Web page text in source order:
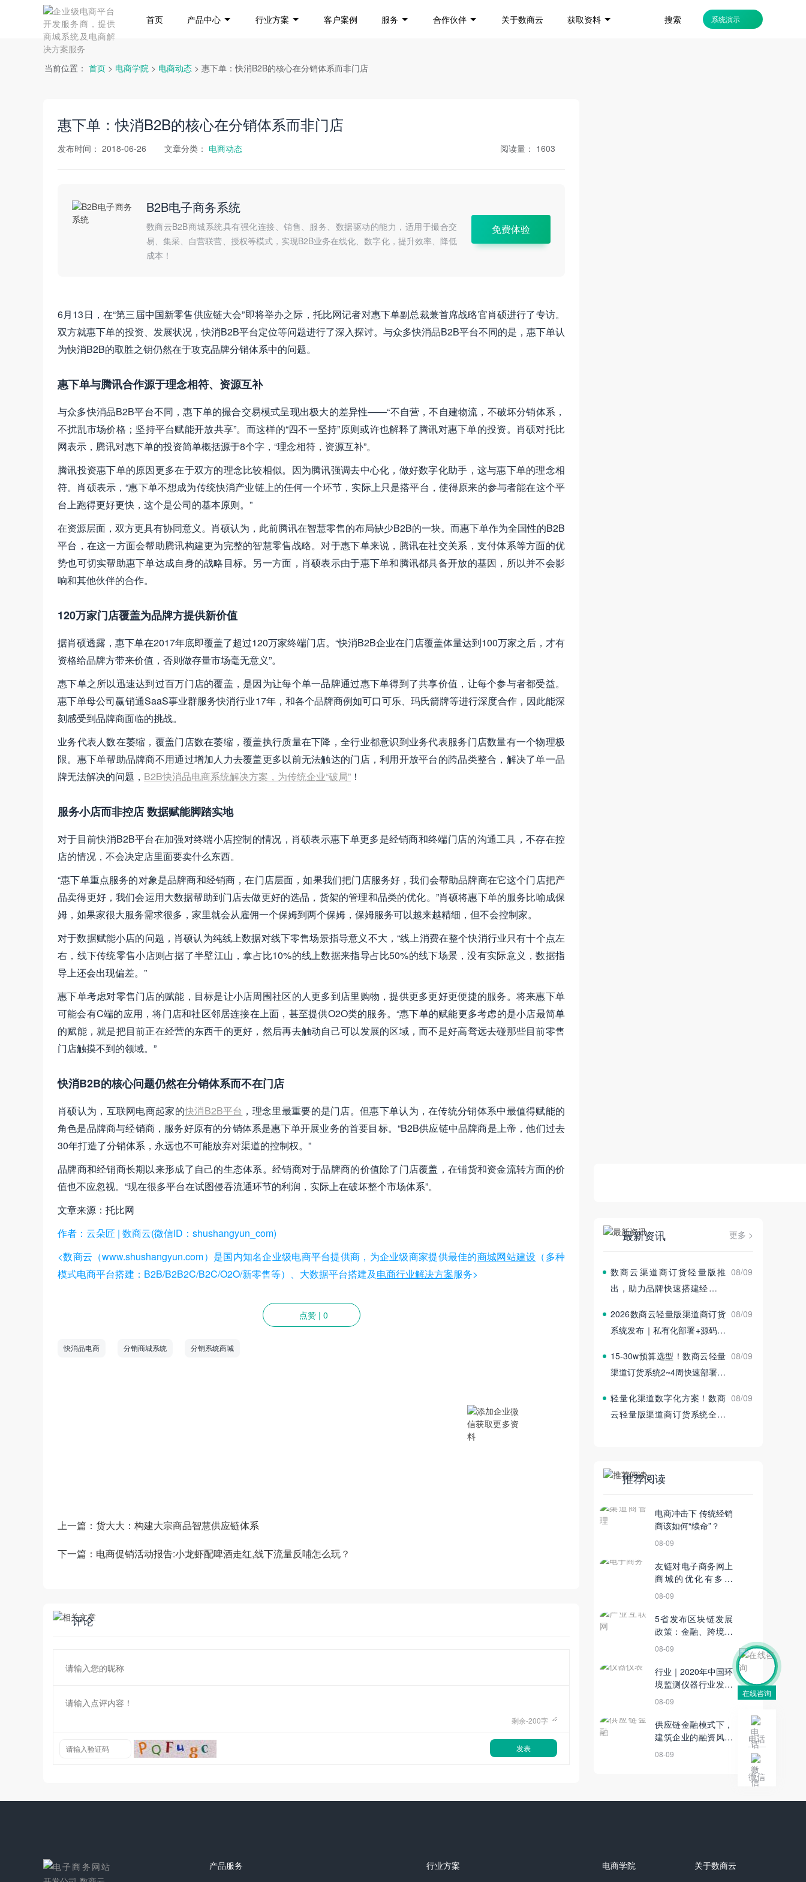
首页 产品中心 行业方案 客户案例 服务 合作伙伴 关于数商云 获取资料 搜索 系统演示
当前位置： 首页 > 电商学院 > 电商动态 > 惠下单：快消B2B的核心在分销体系而非门店
惠下单：快消B2B的核心在分销体系而非门店
发布时间： 2018-06-26 文章分类： 电商动态 阅读量： 1603
B2B电子商务系统
数商云B2B商城系统具有强化连接、销售、服务、数据驱动的能力，适用于撮合交
易、集采、自营联营、授权等模式，实现B2B业务在线化、数字化，提升效率、降低
成本！
免费体验
6月13日，在“第三届中国新零售供应链大会”即将举办之际，托比网记者对惠下单副总裁兼首席战略官肖硕进行了专访。
双方就惠下单的投资、发展状况，快消B2B平台定位等问题进行了深入探讨。与众多快消品B2B平台不同的是，惠下单认
为快消B2B的取胜之钥仍然在于攻克品牌分销体系中的问题。
惠下单与腾讯合作源于理念相符、资源互补
与众多快消品B2B平台不同，惠下单的撮合交易模式呈现出极大的差异性——“不自营，不自建物流，不破坏分销体系，
不扰乱市场价格；坚持平台赋能开放共享”。而这样的“四不一坚持”原则或许也解释了腾讯对惠下单的投资。肖硕对托比
网表示，腾讯对惠下单的投资简单概括源于8个字，“理念相符，资源互补”。
腾讯投资惠下单的原因更多在于双方的理念比较相似。因为腾讯强调去中心化，做好数字化助手，这与惠下单的理念相
符。肖硕表示，“惠下单不想成为传统快消产业链上的任何一个环节，实际上只是搭平台，使得原来的参与者能在这个平
台上跑得更好更快，这个是公司的基本原则。”
在资源层面，双方更具有协同意义。肖硕认为，此前腾讯在智慧零售的布局缺少B2B的一块。而惠下单作为全国性的B2B
平台，在这一方面会帮助腾讯构建更为完整的智慧零售战略。对于惠下单来说，腾讯在社交关系，支付体系等方面的优
势也可切实帮助惠下单达成自身的战略目标。另一方面，肖硕表示由于惠下单和腾讯都具备开放的基因，所以并不会影
响和其他伙伴的合作。
120万家门店覆盖为品牌方提供新价值
据肖硕透露，惠下单在2017年底即覆盖了超过120万家终端门店。“快消B2B企业在门店覆盖体量达到100万家之后，才有
资格给品牌方带来价值，否则做存量市场毫无意义”。
惠下单之所以迅速达到过百万门店的覆盖，是因为让每个单一品牌通过惠下单得到了共享价值，让每个参与者都受益。
惠下单母公司赢销通SaaS事业群服务快消行业17年，和各个品牌商例如可口可乐、玛氏箭牌等进行深度合作，因此能深
刻感受到品牌商面临的挑战。
业务代表人数在萎缩，覆盖门店数在萎缩，覆盖执行质量在下降，全行业都意识到业务代表服务门店数量有一个物理极
限。惠下单帮助品牌商不用通过增加人力去覆盖更多以前无法触达的门店，利用开放平台的跨品类整合，解决了单一品
牌无法解决的问题， B2B快消品电商系统解决方案，为传统企业“破局” ！
服务小店而非控店 数据赋能脚踏实地
对于目前快消B2B平台在加强对终端小店控制的情况，肖硕表示惠下单更多是经销商和终端门店的沟通工具，不存在控
店的情况，不会决定店里面要卖什么东西。
“惠下单重点服务的对象是品牌商和经销商，在门店层面，如果我们把门店服务好，我们会帮助品牌商在它这个门店把产
品卖得更好，我们会运用大数据帮助到门店去做更好的选品，货架的管理和品类的优化。”肖硕将惠下单的服务比喻成保
姆，如果家很大服务需求很多，家里就会从雇佣一个保姆到两个保姆，保姆服务可以越来越精细，但不会控制家。
对于数据赋能小店的问题，肖硕认为纯线上数据对线下零售场景指导意义不大，“线上消费在整个快消行业只有十个点左
右，线下传统零售小店则占据了半壁江山，拿占比10%的线上数据来指导占比50%的线下场景，没有实际意义，数据指
导上还会出现偏差。”
惠下单考虑对零售门店的赋能，目标是让小店周围社区的人更多到店里购物，提供更多更好更便捷的服务。将来惠下单
可能会有C端的应用，将门店和社区邻居连接在上面，甚至提供O2O类的服务。“惠下单的赋能更多考虑的是小店最简单
的赋能，就是把目前正在经营的东西干的更好，然后再去触动自己可以发展的区域，而不是好高骛远去碰那些目前零售
门店触摸不到的领域。”
快消B2B的核心问题仍然在分销体系而不在门店
肖硕认为，互联网电商起家的快消B2B平台 ，理念里最重要的是门店。但惠下单认为，在传统分销体系中最值得赋能的
角色是品牌商与经销商，服务好原有的分销体系是惠下单开展业务的首要目标。“B2B供应链中品牌商是上帝，他们过去
30年打造了分销体系，永远也不可能放弃对渠道的控制权。”
品牌商和经销商长期以来形成了自己的生态体系。经销商对于品牌商的价值除了门店覆盖，在铺货和资金流转方面的价
值也不应忽视。“现在很多平台在试图侵吞流通环节的利润，实际上在破坏整个市场体系”。
文章来源：托比网
作者：云朵匠 | 数商云(微信ID：shushangyun_com)
<数商云（www.shushangyun.com）是国内知名企业级电商平台提供商，为企业级商家提供最佳的商城网站建设 （多种
模式电商平台搭建：B2B/B2B2C/B2C/O2O/新零售等）、大数据平台搭建及电商行业解决方案服务>
点赞 | 0
快消品电商 分销商城系统 分销系统商城
上一篇： 货大大：构建大宗商品智慧供应链体系
下一篇： 电商促销活动报告:小龙虾配啤酒走红,线下流量反哺怎么玩？
评论
剩余-200字
发表
最新资讯 更多 >
数商云渠道商订货轻量版推
出，助力品牌快速搭建经销商
08/09
2026数商云轻量版渠道商订货
系统发布｜私有化部署+源码交
08/09
15‑30w预算选型！数商云轻量
渠道订货系统2~4周快速部署上
08/09
轻量化渠道数字化方案！数商
云轻量版渠道商订货系统全新
08/09
推荐阅读
电商冲击下 传统经销
商该如何“续命”？
08-09
友链对电子商务网上
商城的优化有多重
要？
08-09
5省发布区块链发展
政策：金融、跨境电
商等为重点领域
08-09
行业｜2020年中国环
境监测仪器行业发展
现状及前景分析：
突破200亿元
08-09
供应链金融模式下，
建筑企业的融资风险
该如何加以控制？
08-09
产品服务 行业方案 电商学院 关于数商云
在线咨询
电话
微信